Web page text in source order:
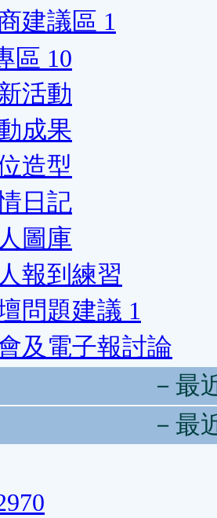
建議區 1
區 10
活動
成果
造型
日記
圖庫
報到練習
問題建議 1
及電子報討論
－最
－最